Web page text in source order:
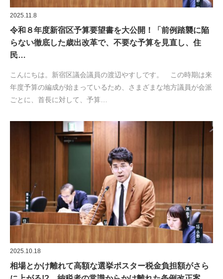
2025.11.8
令和８年度新宿区予算要望書を大公開！「前例踏襲に陥
らない徹底した歳出改革で、不要な予算を見直し、住
民…
こんにちは。新宿区議会議員の渡辺やすしです。 この時期は来
年度予算の編成が始まっているため、さまざまな地方議員が会派
ごとに、首長に対して、予算…
2025.10.18
相場とかけ離れて高額な選挙ポスター税金負担額がさら